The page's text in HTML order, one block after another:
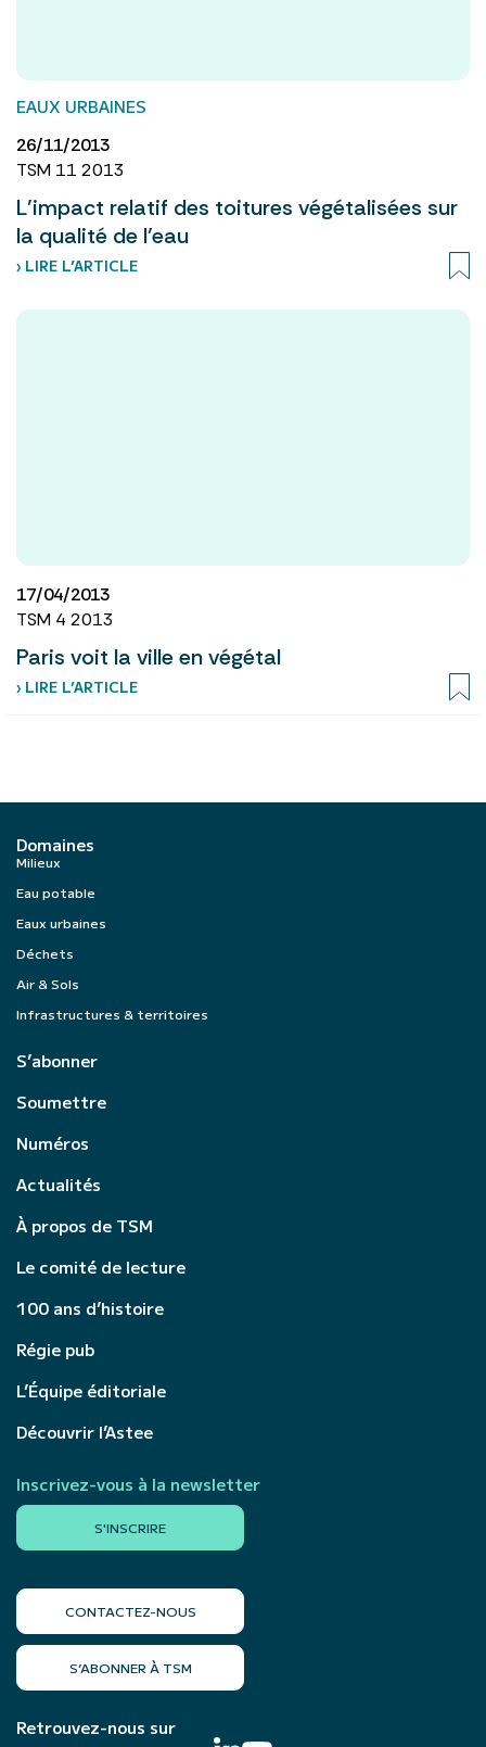
EAUX URBAINES
26/11/2013
TSM 11 2013
L’impact relatif des toitures végétalisées sur
la qualité de l’eau
› LIRE L’ARTICLE
17/04/2013
TSM 4 2013
Paris voit la ville en végétal
› LIRE L’ARTICLE
Domaines
Milieux
Eau potable
Eaux urbaines
Déchets
Air & Sols
Infrastructures & territoires
S’abonner
Soumettre
Numéros
Actualités
À propos de TSM
Le comité de lecture
100 ans d’histoire
Régie pub
L’Équipe éditoriale
Découvrir l’Astee
Inscrivez-vous à la newsletter
S'INSCRIRE
CONTACTEZ-NOUS
S’ABONNER À TSM
Retrouvez-nous sur